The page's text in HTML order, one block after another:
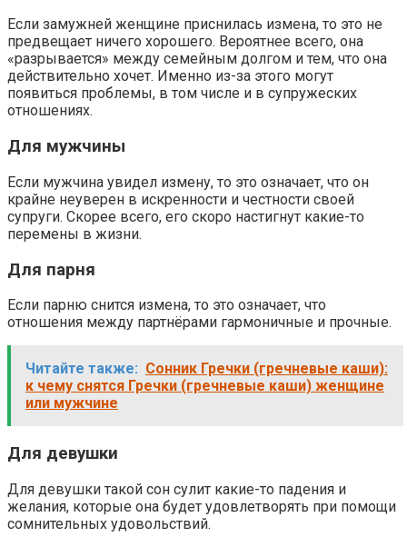
Если замужней женщине приснилась измена, то это не
предвещает ничего хорошего. Вероятнее всего, она
«разрывается» между семейным долгом и тем, что она
действительно хочет. Именно из-за этого могут
появиться проблемы, в том числе и в супружеских
отношениях.
Для мужчины
Если мужчина увидел измену, то это означает, что он
крайне неуверен в искренности и честности своей
супруги. Скорее всего, его скоро настигнут какие-то
перемены в жизни.
Для парня
Если парню снится измена, то это означает, что
отношения между партнёрами гармоничные и прочные.
Читайте также: Сонник Гречки (гречневые каши):
к чему снятся Гречки (гречневые каши) женщине
или мужчине
Для девушки
Для девушки такой сон сулит какие-то падения и
желания, которые она будет удовлетворять при помощи
сомнительных удовольствий.